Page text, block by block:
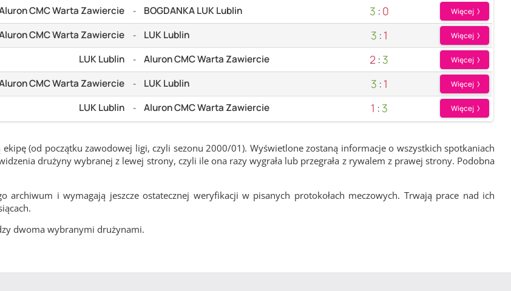
CMC Warta Zawiercie - BOGDANKA LUK Lublin 3 : 0 Więcej
CMC Warta Zawiercie - LUK Lublin 3 : 1 Więcej
LUK Lublin - Aluron CMC Warta Zawiercie 2 : 3 Więcej
CMC Warta Zawiercie - LUK Lublin 3 : 1 Więcej
LUK Lublin - Aluron CMC Warta Zawiercie 1 : 3 Więcej
(od początku zawodowej ligi, czyli sezonu 2000/01). Wyświetlone zostaną informacje o wszystkich spotkaniach
drużyny wybranej z lewej strony, czyli ile ona razy wygrała lub przegrała z rywalem z prawej strony. Podobna
i wymagają jeszcze ostatecznej weryfikacji w pisanych protokołach meczowych. Trwają prace nad ich
dwoma wybranymi drużynami.